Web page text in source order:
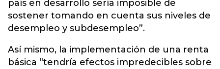
país en desarrollo sería imposible de
sostener tomando en cuenta sus niveles de
desempleo y subdesempleo”.
Así mismo, la implementación de una renta
básica “tendría efectos impredecibles sobre